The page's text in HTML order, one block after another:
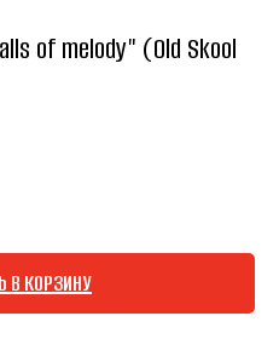
of melody" (Old Skool
В КОРЗИНУ